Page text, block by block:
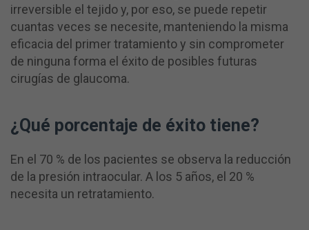
irreversible el tejido y, por eso, se puede repetir
cuantas veces se necesite, manteniendo la misma
eficacia del primer tratamiento y sin comprometer
de ninguna forma el éxito de posibles futuras
cirugías de glaucoma.
¿Qué porcentaje de éxito tiene?
En el 70 % de los pacientes se observa la reducción
de la presión intraocular. A los 5 años, el 20 %
necesita un retratamiento.